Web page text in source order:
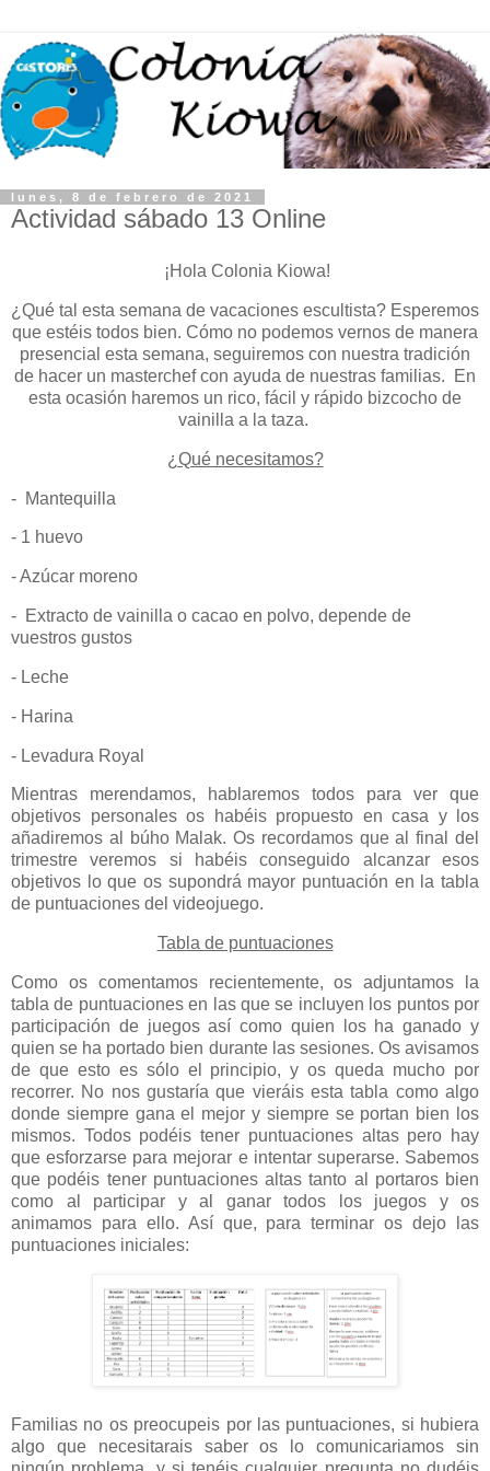
lunes, 8 de febrero de 2021
Actividad sábado 13 Online
¡Hola Colonia Kiowa!
¿Qué tal esta semana de vacaciones escultista? Esperemos
que estéis todos bien. Cómo no podemos vernos de manera
presencial esta semana, seguiremos con nuestra tradición
de hacer un masterchef con ayuda de nuestras familias. En
esta ocasión haremos un rico, fácil y rápido bizcocho de
vainilla a la taza.
¿Qué necesitamos?
- Mantequilla
- 1 huevo
- Azúcar moreno
- Extracto de vainilla o cacao en polvo, depende de
vuestros gustos
- Leche
- Harina
- Levadura Royal
Mientras merendamos, hablaremos todos para ver que
objetivos personales os habéis propuesto en casa y los
añadiremos al búho Malak. Os recordamos que al final del
trimestre veremos si habéis conseguido alcanzar esos
objetivos lo que os supondrá mayor puntuación en la tabla
de puntuaciones del videojuego.
Tabla de puntuaciones
Como os comentamos recientemente, os adjuntamos la
tabla de puntuaciones en las que se incluyen los puntos por
participación de juegos así como quien los ha ganado y
quien se ha portado bien durante las sesiones. Os avisamos
de que esto es sólo el principio, y os queda mucho por
recorrer. No nos gustaría que vieráis esta tabla como algo
donde siempre gana el mejor y siempre se portan bien los
mismos. Todos podéis tener puntuaciones altas pero hay
que esforzarse para mejorar e intentar superarse. Sabemos
que podéis tener puntuaciones altas tanto al portaros bien
como al participar y al ganar todos los juegos y os
animamos para ello. Así que, para terminar os dejo las
puntuaciones iniciales:
Familias no os preocupeis por las puntuaciones, si hubiera
algo que necesitarais saber os lo comunicariamos sin